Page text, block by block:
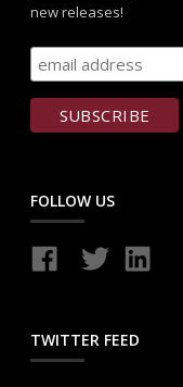
new releases!
FOLLOW US
TWITTER FEED